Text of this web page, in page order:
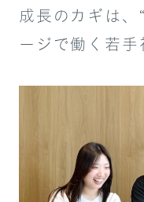
代表挨拶
会社情報
SERVICE TOP
医療人材
成長のカギは、
ージで働く若手